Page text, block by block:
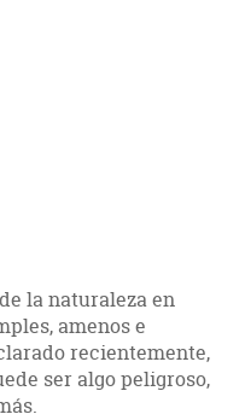
la naturaleza en
amenos e
recientemente,
ser algo peligroso,